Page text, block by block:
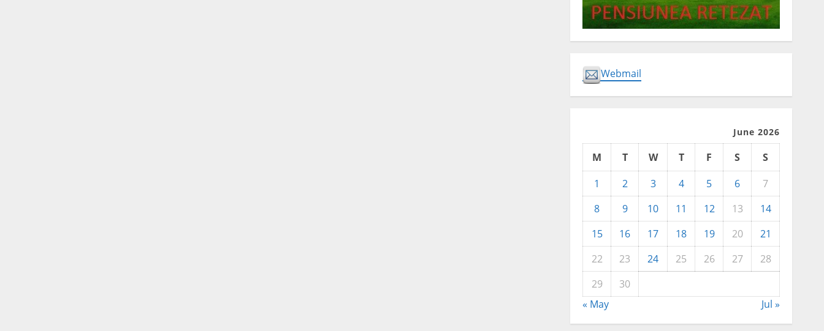
Webmail
June 2026
M T W T F S
S
1
2 3 4 5 6
7
8
9 10 11 12 13
14
15
16 17 18 19 20
21
22
23 24 25 26 27
28
29
30
« May
Jul »